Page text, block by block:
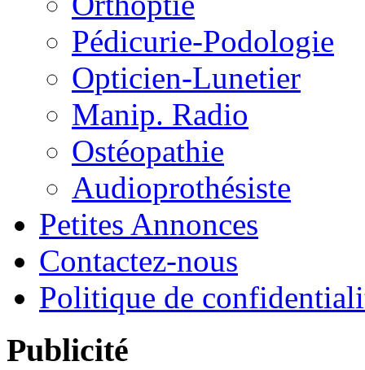
Pédicurie-Podologie
Opticien-Lunetier
Manip. Radio
Ostéopathie
Audioprothésiste
Petites Annonces
Contactez-nous
Politique de
Publicité